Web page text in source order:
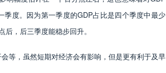
度。因为第一季度的GDP占比是四个季度中最少
，后三季度能稳步回升。
等，虽然短期对经济会有影响，但是更有利于及早